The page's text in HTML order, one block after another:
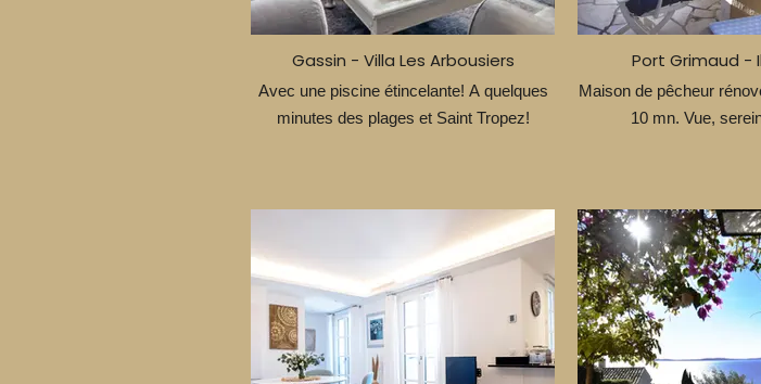
Gassin - Villa Les Arbousiers
Avec une piscine étincelante! A quelques
minutes des plages et Saint Tropez!
Port Grimaud -
Maison de pêcheur
10 mn. Vue,